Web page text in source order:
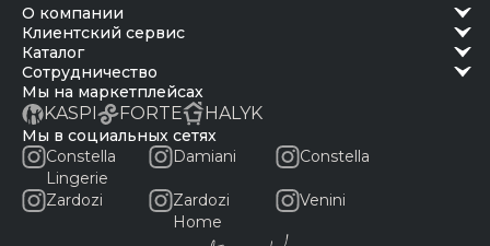
о компании
клиентский сервис
каталог
сотрудничество
Мы на маркетплейсах
KASPI FORTE HALYK
Мы в социальных сетях
Constella
Lingerie
Damiani Constella
Zardozi
Zardozi
Home
Venini